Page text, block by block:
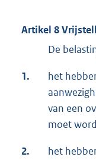
Artikel 8
De
1.
het
van een
moet
2.
het